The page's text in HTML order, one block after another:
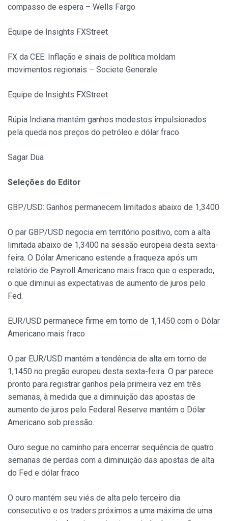
compasso de espera – Wells Fargo
Equipe de Insights FXStreet
FX da CEE: Inflação e sinais de política moldam
movimentos regionais – Societe Generale
Equipe de Insights FXStreet
Rúpia Indiana mantém ganhos modestos impulsionados
pela queda nos preços do petróleo e dólar fraco
Sagar Dua
Seleções do Editor
GBP/USD: Ganhos permanecem limitados abaixo de 1,3400
O par GBP/USD negocia em território positivo, com a alta
limitada abaixo de 1,3400 na sessão europeia desta sexta-
feira. O Dólar Americano estende a fraqueza após um
relatório de Payroll Americano mais fraco que o esperado,
o que diminui as expectativas de aumento de juros pelo
Fed.
EUR/USD permanece firme em torno de 1,1450 com o Dólar
Americano mais fraco
O par EUR/USD mantém a tendência de alta em torno de
1,1450 no pregão europeu desta sexta-feira. O par parece
pronto para registrar ganhos pela primeira vez em três
semanas, à medida que a diminuição das apostas de
aumento de juros pelo Federal Reserve mantém o Dólar
Americano sob pressão.
Ouro segue no caminho para encerrar sequência de quatro
semanas de perdas com a diminuição das apostas de alta
do Fed e dólar fraco
O ouro mantém seu viés de alta pelo terceiro dia
consecutivo e os traders próximos a uma máxima de uma